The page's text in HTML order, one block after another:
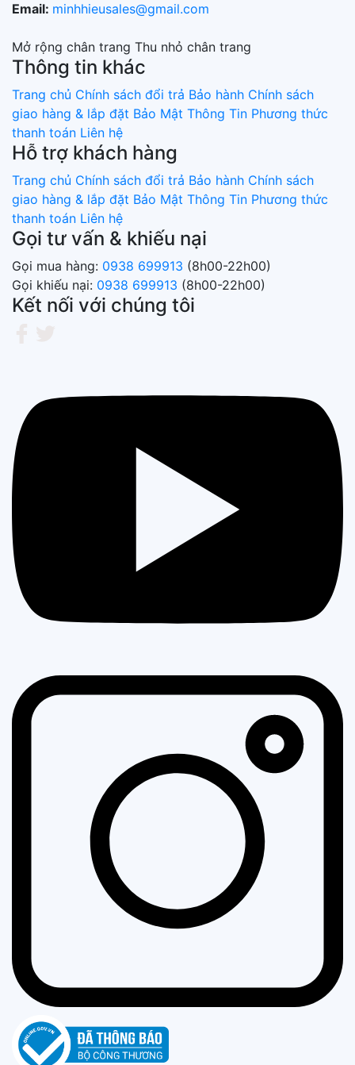
Email: minhhieusales@gmail.com
Mở rộng chân trang Thu nhỏ chân trang
Thông tin khác
Trang chủ Chính sách đổi trả Bảo hành Chính sách
giao hàng & lắp đặt Bảo Mật Thông Tin Phương thức
thanh toán Liên hệ
Hỗ trợ khách hàng
Trang chủ Chính sách đổi trả Bảo hành Chính sách
giao hàng & lắp đặt Bảo Mật Thông Tin Phương thức
thanh toán Liên hệ
Gọi tư vấn & khiếu nại
Gọi mua hàng: 0938 699913 (8h00-22h00)
Gọi khiếu nại: 0938 699913 (8h00-22h00)
Kết nối với chúng tôi